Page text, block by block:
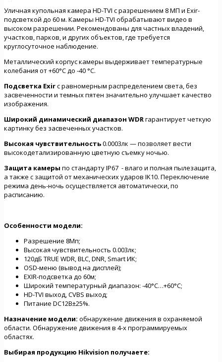
Уличная купольная камера HD-TVI с разрешением 8 МП и Exir-
подсветкой до 60 м. Камеры HD-TVI обрабатывают видео в
высоком разрешении. Рекомендованы для частных владений,
участков, парков, и других объектов, где требуется
круглосуточное наблюдение.
Металлический корпус камеры выдерживает температурные
колебания от +60°C до -40 °C.
Подсветка Exirс равномерным распределением света, без
засвеченности и темных пятен значительно улучшает качество
изображения.
Широкий динамический диапазон WDRгарантирует четкую
картинку без засвеченных участков.
Высокая чувствительность0.0003лк — позволяет вести
высокодетализированную цветную съемку ночью.
Защита камеры по стандарту IP67 - влаго и полная пылезащита,
а также c защитой от механических ударов IK10. Переключение
режима день-ночь осуществляется автоматически, по
расписанию.
Особенности модели:
Разрешение 8Мп;
Высокая чувствительность 0.003лк;
120дБ TRUE WDR, BLC, DNR, Smart ИК;
OSD-меню (вывод на дисплей);
EXIR-подсветка до 60м;
Широкий температурный диапазон: -40°C…+60°C;
HD-TVI выход, CVBS выход;
Питание DC12В±25%.
Назначение модели: обнаружение движения в охраняемой
области. Обнаружение движения в 4-х программируемых
областях.
Выбирая продукцию Hikvision получаете: